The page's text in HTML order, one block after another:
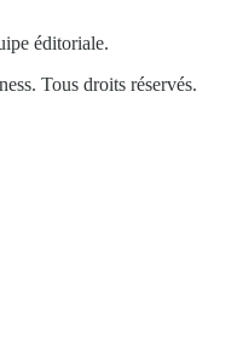
éditoriale.
Tous droits réservés.